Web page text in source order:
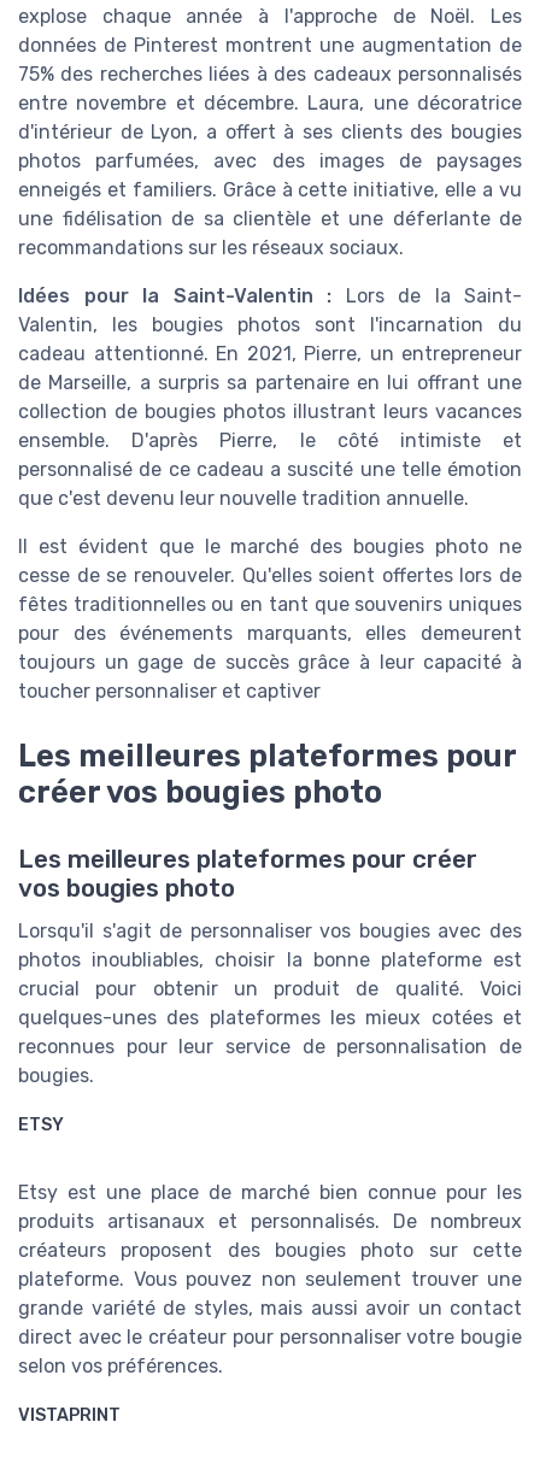
explose chaque année à l'approche de Noël. Les
données de Pinterest montrent une augmentation de
75% des recherches liées à des cadeaux personnalisés
entre novembre et décembre. Laura, une décoratrice
d'intérieur de Lyon, a offert à ses clients des bougies
photos parfumées, avec des images de paysages
enneigés et familiers. Grâce à cette initiative, elle a vu
une fidélisation de sa clientèle et une déferlante de
recommandations sur les réseaux sociaux.
Idées pour la Saint-Valentin : Lors de la Saint-
Valentin, les bougies photos sont l'incarnation du
cadeau attentionné. En 2021, Pierre, un entrepreneur
de Marseille, a surpris sa partenaire en lui offrant une
collection de bougies photos illustrant leurs vacances
ensemble. D'après Pierre, le côté intimiste et
personnalisé de ce cadeau a suscité une telle émotion
que c'est devenu leur nouvelle tradition annuelle.
Il est évident que le marché des bougies photo ne
cesse de se renouveler. Qu'elles soient offertes lors de
fêtes traditionnelles ou en tant que souvenirs uniques
pour des événements marquants, elles demeurent
toujours un gage de succès grâce à leur capacité à
toucher personnaliser et captiver
Les meilleures plateformes pour
créer vos bougies photo
Les meilleures plateformes pour créer
vos bougies photo
Lorsqu'il s'agit de personnaliser vos bougies avec des
photos inoubliables, choisir la bonne plateforme est
crucial pour obtenir un produit de qualité. Voici
quelques-unes des plateformes les mieux cotées et
reconnues pour leur service de personnalisation de
bougies.
ETSY
Etsy est une place de marché bien connue pour les
produits artisanaux et personnalisés. De nombreux
créateurs proposent des bougies photo sur cette
plateforme. Vous pouvez non seulement trouver une
grande variété de styles, mais aussi avoir un contact
direct avec le créateur pour personnaliser votre bougie
selon vos préférences.
VISTAPRINT